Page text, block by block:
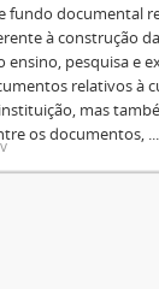
fundo documental
à construção
ensino, pesquisa e
relativos à
mas
os documentos,